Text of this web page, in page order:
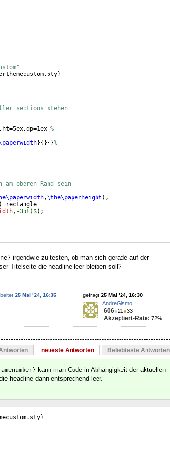
===============================
}
sections stehen
,ht=5ex,dp=1ex %
}{ }{ }%
oberen Rand sein
,\the\paperheight ) ;
)
rectangle
,-3pt)$) ;
links (bündig unter dem
irgendwie zu testen, ob man sich gerade auf der
Titelseite die headline leer bleiben soll?
gefragt 25 Mai '24, 16:30
AndreGismo
606●21 ●33
Akzeptiert-Rate: 72%
25 Mai '24, 16:35
neueste Antworten Beliebteste Antworten
kann man Code in Abhängigkeit der aktuellen
headline dann entsprechend leer.
}